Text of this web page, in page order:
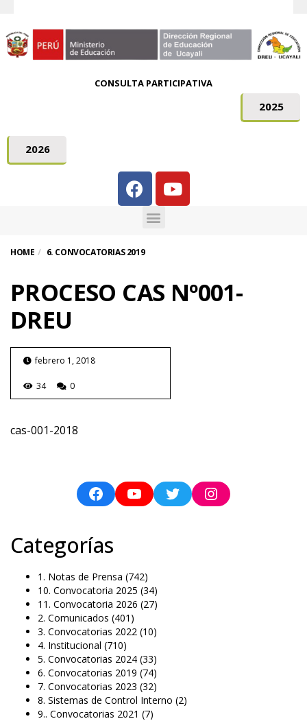
CONSULTA PARTICIPATIVA
2025
2026
HOME 6. CONVOCATORIAS 2019
PROCESO CAS Nº001-
DREU
febrero 1, 2018
34 0
cas-001-2018
Categorías
1. Notas de Prensa (742)
10. Convocatoria 2025 (34)
11. Convocatoria 2026 (27)
2. Comunicados (401)
3. Convocatorias 2022 (10)
4. Institucional (710)
5. Convocatorias 2024 (33)
6. Convocatorias 2019 (74)
7. Convocatorias 2023 (32)
8. Sistemas de Control Interno (2)
9.. Convocatorias 2021 (7)